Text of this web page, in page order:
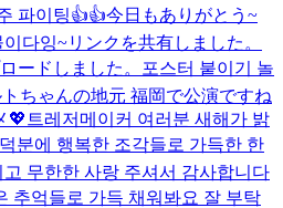
파이팅👍👍今日もありがとう~
이다잉~リンクを共有しました。
ードしました。
포스터 붙이기 놀
ちゃんの地元 福岡で公演ですね
💖 트레저메이커 여러분 새해가 밝
분에 행복한 조각들로 가득한 한
무한한 사랑 주셔서 감사합니다
추억들로 가득 채워봐요 잘 부탁